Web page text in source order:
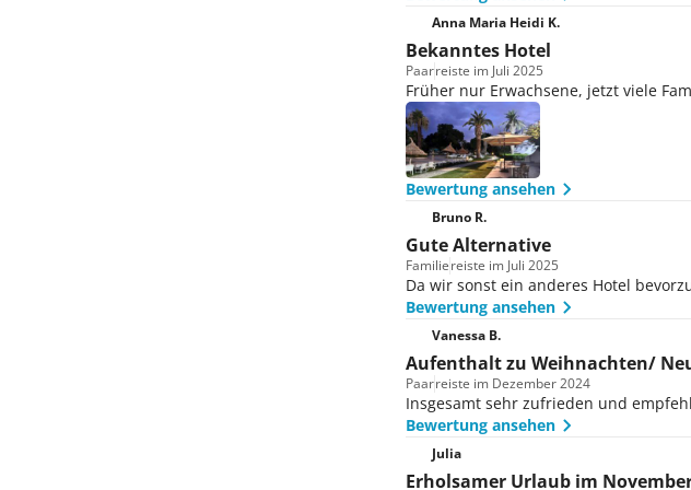
Anna Maria Heidi K.
Bekanntes Hotel
Paarreiste im Juli 2025
Früher nur Erwachsene, jetzt viele
Bewertung ansehen
Bruno R.
Gute Alternative
Familiereiste im Juli 2025
Da wir sonst ein anderes Hotel
Bewertung ansehen
Vanessa B.
Aufenthalt zu Weihnachten/
Paarreiste im Dezember 2024
Insgesamt sehr zufrieden und
Bewertung ansehen
Julia
Erholsamer Urlaub im